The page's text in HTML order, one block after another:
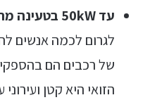
עד 50kW בטעינה מהירה (DC)
לגרום לכמה אנשים
הזואי היא קטן